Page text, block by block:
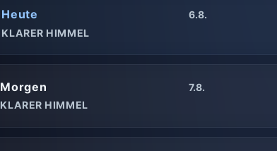
Heute
6.8.
KLARER HIMMEL
Morgen
7.8.
KLARER HIMMEL